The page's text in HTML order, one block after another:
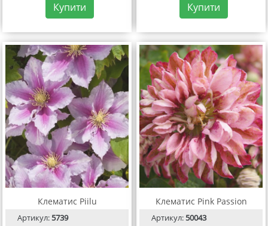
Купити Купити
Клематис Piilu
Артикул:5739
Клематис Pink Passion
Артикул:50043